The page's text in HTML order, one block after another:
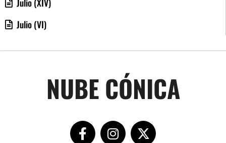
Julio (XIV)
Julio (VI)
NUBE CÓNICA